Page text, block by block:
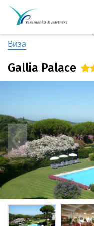
Италия
Виза
Gallia Palace